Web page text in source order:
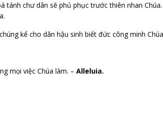
tánh chư dân sẽ phủ phục trước thiên nhan
kể cho dân hậu sinh biết đức công minh
mọi việc Chúa làm. – Alleluia.